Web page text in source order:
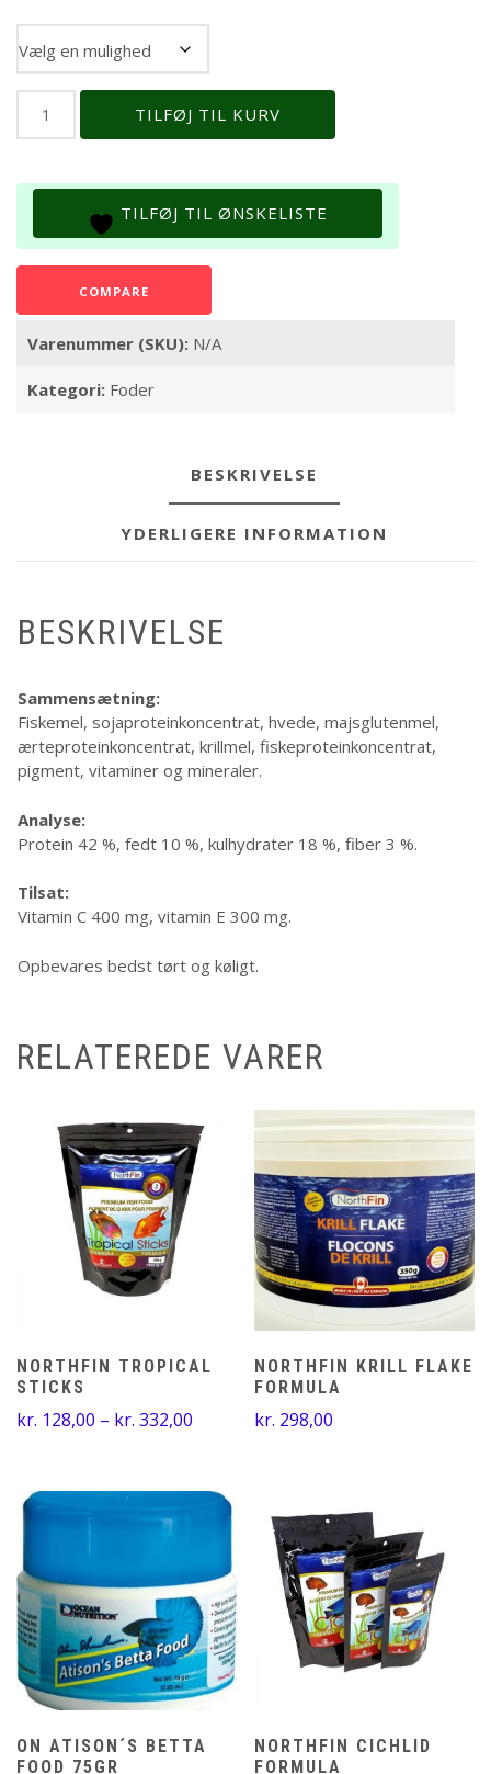
MIX
alle
antal
TILFØJ TIL KURV
TILFØJ TIL ØNSKELISTE
COMPARE
Varenummer (SKU): N/A
Kategori: Foder
BESKRIVELSE
YDERLIGERE INFORMATION
BESKRIVELSE
Sammensætning:
Fiskemel, sojaproteinkoncentrat, hvede, majsglutenmel,
ærteproteinkoncentrat, krillmel, fiskeproteinkoncentrat,
pigment, vitaminer og mineraler.
Analyse:
Protein 42 %, fedt 10 %, kulhydrater 18 %, fiber 3 %.
Tilsat:
Vitamin C 400 mg, vitamin E 300 mg.
Opbevares bedst tørt og køligt.
RELATEREDE VARER
NORTHFIN TROPICAL
STICKS
kr. 128,00 – kr. 332,00 Prisinterval:
kr. 332,00
NORTHFIN KRILL FLAKE
FORMULA
kr. 298,00
ON ATISON´S BETTA
FOOD 75GR
NORTHFIN CICHLID
FORMULA